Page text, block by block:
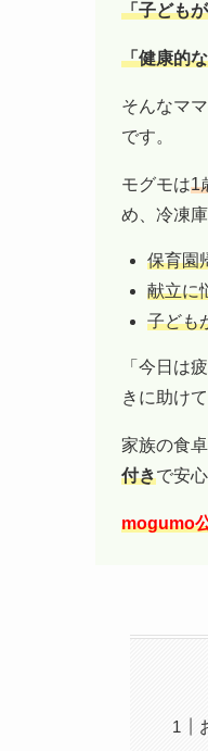
「子ども
「健康的
そんなマ
です。
モグモは1
め、冷凍
保育園
献立に
子ども
「今日は
きに助け
家族の食
付きで安
mogumo